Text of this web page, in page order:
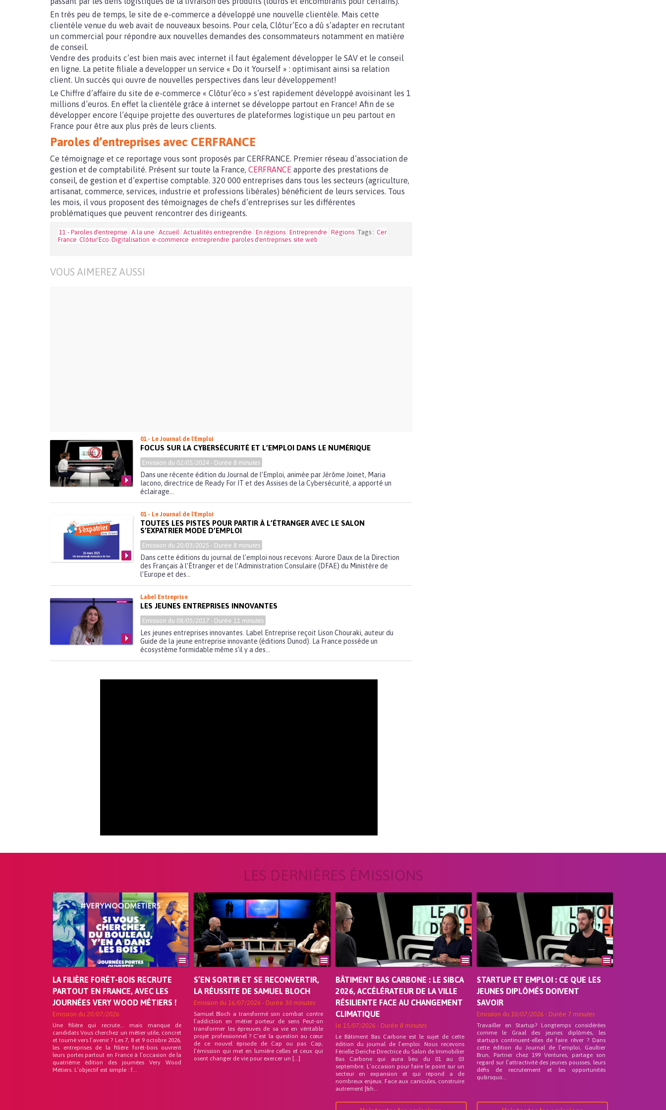
En très peu de temps, le site de e-commerce a développé une nouvelle clientèle. Mais cette
clientèle venue du web avait de nouveaux besoins. Pour cela, Clôtur’Eco a dû s’adapter en recrutant
un commercial pour répondre aux nouvelles demandes des consommateurs notamment en matière
de conseil.
Vendre des produits c’est bien mais avec internet il faut également développer le SAV et le conseil
en ligne. La petite filiale a developper un service « Do it Yourself » : optimisant ainsi sa relation
client. Un succès qui ouvre de nouvelles perspectives dans leur développement!
Le Chiffre d’affaire du site de e-commerce « Clôtur’éco » s’est rapidement développé avoisinant les 1
millions d’euros. En effet la clientèle grâce à internet se développe partout en France! Afin de se
développer encore l’équipe projette des ouvertures de plateformes logistique un peu partout en
France pour être aux plus près de leurs clients.
Paroles d’entreprises avec CERFRANCE
Ce témoignage et ce reportage vous sont proposés par CERFRANCE. Premier réseau d’association de
gestion et de comptabilité. Présent sur toute la France, CERFRANCE apporte des prestations de
conseil, de gestion et d’expertise comptable. 320 000 entreprises dans tous les secteurs (agriculture,
artisanat, commerce, services, industrie et professions libérales) bénéficient de leurs services. Tous
les mois, il vous proposent des témoignages de chefs d’entreprises sur les différentes
problématiques que peuvent rencontrer des dirigeants.
11 - Paroles d'entreprise A la une Accueil Actualités entreprendre En régions Entreprendre Régions Tags : Cer
France Clôtur'Eco Digitalisation e-commerce entreprendre paroles d'entreprises site web
VOUS AIMEREZ AUSSI
01 - Le Journal de l'Emploi
FOCUS SUR LA CYBERSÉCURITÉ ET L’EMPLOI DANS LE NUMÉRIQUE
Emission du 02/05/2024 - Durée 8 minutes
Dans une récente édition du Journal de l’Emploi, animée par Jérôme Joinet, Maria
Iacono, directrice de Ready For IT et des Assises de la Cybersécurité, a apporté un
éclairage...
01 - Le Journal de l'Emploi
TOUTES LES PISTES POUR PARTIR À L’ÉTRANGER AVEC LE SALON
S’EXPATRIER MODE D’EMPLOI
Emission du20/03/2025 - Durée 8 minutes
Dans cette éditions du journal de l’emploi nous recevons: Aurore Daux de la Direction
des Français à l’Étranger et de l’Administration Consulaire (DFAE) du Ministère de
l’Europe et des...
Label Entreprise
LES JEUNES ENTREPRISES INNOVANTES
Emission du 08/05/2017 - Durée11 minutes
Les jeunes entreprises innovantes. Label Entreprise reçoit Lison Chouraki, auteur du
Guide de la jeune entreprise innovante (éditions Dunod). La France possède un
écosystème formidable même s’il y a des...
LES DERNIÈRES ÉMISSIONS
LA FILIÈRE FORÊT-BOIS RECRUTE
PARTOUT EN FRANCE, AVEC LES
JOURNÉES VERY WOOD MÉTIERS !
Emission du 20/07/2026
Une filière qui recrute… mais manque de
candidats Vous cherchez un métier utile, concret
et tourné vers l’avenir ? Les 7, 8 et 9 octobre 2026,
les entreprises de la filière forêt-bois ouvrent
leurs portes partout en France à l’occasion de la
quatrième édition des journées Very Wood
Métiers. L’objectif est simple : f...
S’EN SORTIR ET SE RECONVERTIR,
LA RÉUSSITE DE SAMUEL BLOCH
Emission du16/07/2026 - Durée30 minutes
Samuel Bloch a transformé son combat contre
l’addiction en métier porteur de sens Peut-on
transformer les épreuves de sa vie en véritable
projet professionnel ? C’est la question au cœur
de ce nouvel épisode de Cap ou pas Cap,
l’émission qui met en lumière celles et ceux qui
osent changer de vie pour exercer un […]
BÂTIMENT BAS CARBONE : LE SIBCA
2026, ACCÉLÉRATEUR DE LA VILLE
RÉSILIENTE FACE AU CHANGEMENT
CLIMATIQUE
le 15/07/2026 - Durée 8 minutes
Le Bâtiment Bas Carbone est le sujet de cette
édition du journal de l’emploi. Nous recevons
Férielle Deriche Directrice du Salon de Immobilier
Bas Carbone qui aura lieu du 01 au 03
septembre. L’occasion pour faire le point sur un
secteur en expansion et qui répond a de
nombreux enjeux. Face aux canicules, construire
autrement [&h...
STARTUP ET EMPLOI : CE QUE LES
JEUNES DIPLÔMÉS DOIVENT
SAVOIR
Emission du 10/07/2026 - Durée 7 minutes
Travailler en Startup? Longtemps considérées
comme le Graal des jeunes diplômés, les
startups continuent-elles de faire rêver ? Dans
cette édition du Journal de l’emploi, Gaultier
Brun, Partner chez 199 Ventures, partage son
regard sur l’attractivité des jeunes pousses, leurs
défis de recrutement et les opportunités
qu&rsquo...